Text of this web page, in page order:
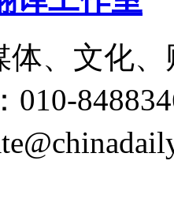
体、文化
010-